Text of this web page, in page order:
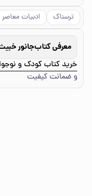
ترسناک ادبیات معاصر
معرفی کتابجانور
خرید کتاب کودک و
و ضمانت کیفیت